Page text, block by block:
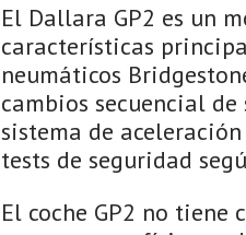
El Dallara GP2 es un
características
neumáticos
cambios secuencial
sistema de
tests de seguridad
El coche GP2 no